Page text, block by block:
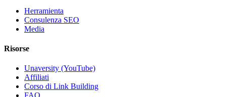
Herramienta
Consulenza SEO
Media
Risorse
Unaversity (YouTube)
Affiliati
Corso di Link Building